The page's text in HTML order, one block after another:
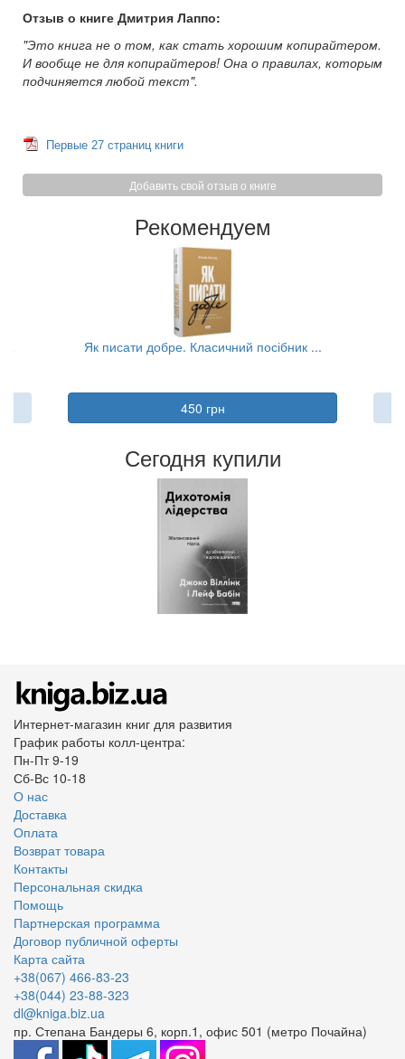
Отзыв о книге Дмитрия Лаппо:
"Это книга не о том, как стать хорошим копирайтером.
И вообще не для копирайтеров! Она о правилах, которым
подчиняется любой текст".
Первые 27 страниц книги
Добавить свой отзыв о книге
Рекомендуем
Як писати добре. Класичний посібник ...
450 грн
Сегодня купили
Интернет-магазин книг для развития
График работы колл-центра:
Пн-Пт 9-19
Сб-Вс 10-18
О нас
Доставка
Оплата
Возврат товара
Контакты
Персональная скидка
Помощь
Партнерская программа
Договор публичной оферты
Карта сайта
+38(067) 466-83-23
+38(044) 23-88-323
dl@kniga.biz.ua
пр. Степана Бандеры 6, корп.1, офис 501 (метро Почайна)